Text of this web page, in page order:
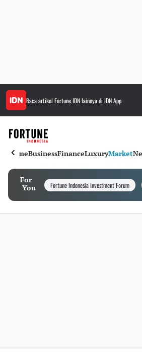
Baca artikel Fortune IDNlainnya di IDN App
HomeBusinessFinanceLuxuryMarket
For
You
Fortune Indonesia Investment Forum